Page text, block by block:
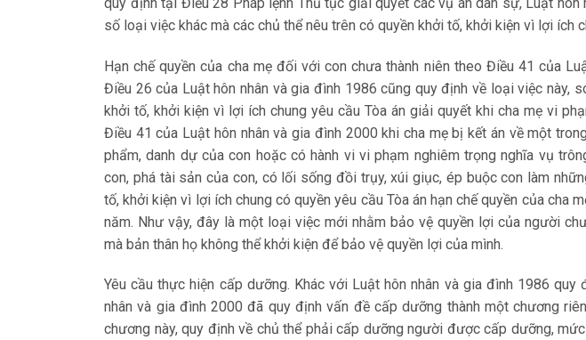
số loại việc khác mà các chủ thể nêu trên có quyền khởi tố, khởi kiện vì lợi ích
Hạn chế quyền của cha mẹ đối với con chưa thành niên theo Điều 41 của
Điều 26 của Luật hôn nhân và gia đình 1986 cũng quy định về loại việc này,
khởi tố, khởi kiện vì lợi ích chung yêu cầu Tòa án giải quyết khi cha mẹ vi
Điều 41 của Luật hôn nhân và gia đình 2000 khi cha mẹ bị kết án về một
phẩm, danh dự của con hoặc có hành vi vi phạm nghiêm trọng nghĩa vụ
con, phá tài sản của con, có lối sống đồi trụy, xúi giục, ép buộc con làm
tố, khởi kiện vì lợi ích chung có quyền yêu cầu Tòa án hạn chế quyền của cha
năm. Như vậy, đây là một loại việc mới nhằm bảo vệ quyền lợi của người
mà bản thân họ không thể khởi kiện để bảo vệ quyền lợi của mình.
Yêu cầu thực hiện cấp dưỡng. Khác với Luật hôn nhân và gia đình 1986
nhân và gia đình 2000 đã quy định vấn đề cấp dưỡng thành một chương
chương này, quy định về chủ thể phải cấp dưỡng người được cấp dưỡng,